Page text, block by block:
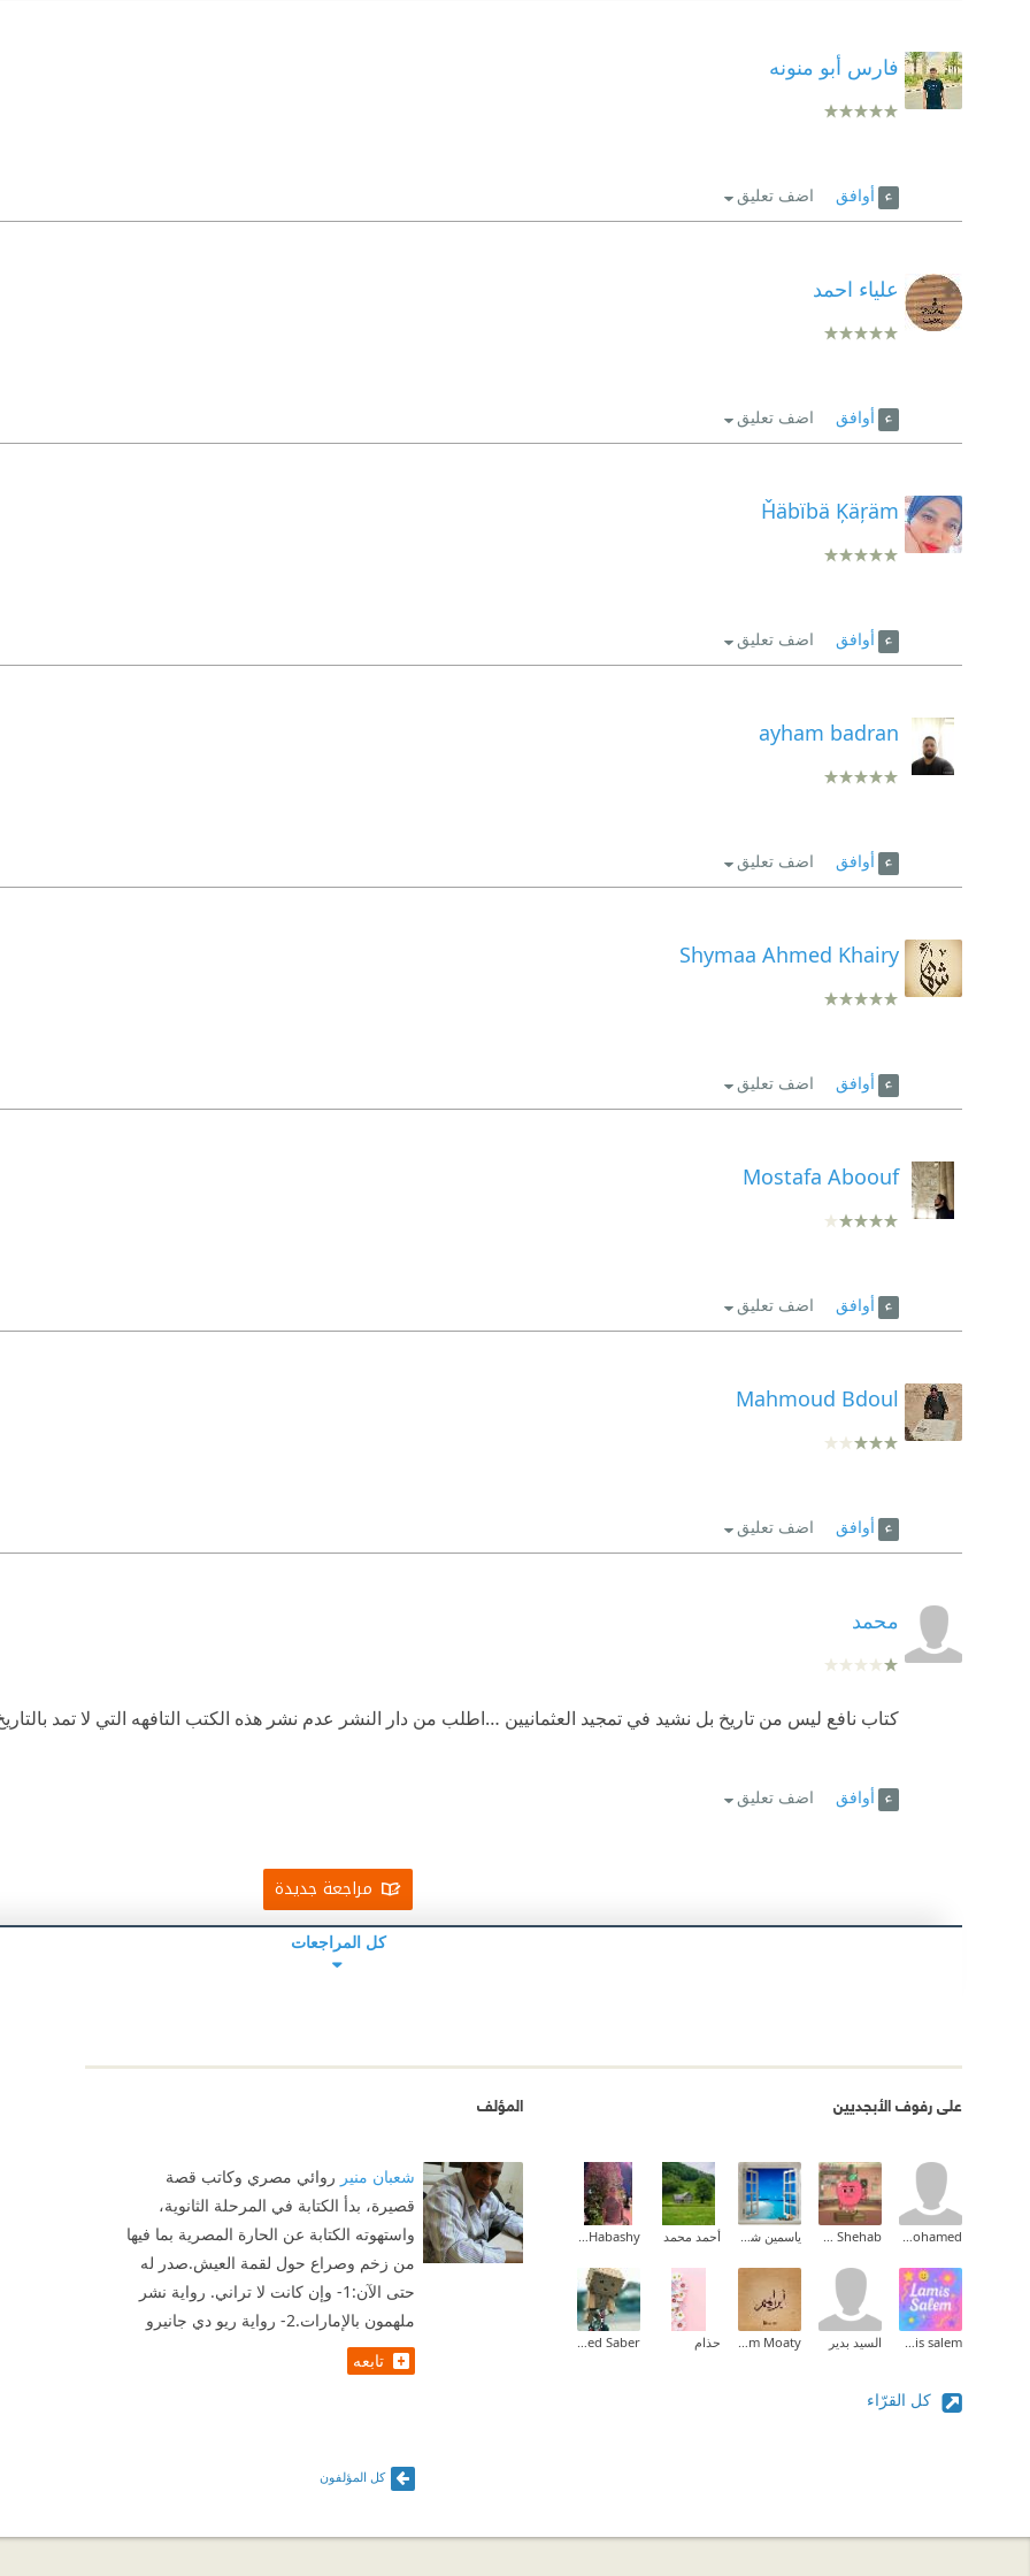
فارس أبو منونه
أوافق اضف تعليق
علياء احمد
أوافق اضف تعليق
Ȟäbïbä Ķäŗäm
أوافق اضف تعليق
ayham badran
أوافق اضف تعليق
Shymaa Ahmed Khairy
أوافق اضف تعليق
Mostafa Aboouf
أوافق اضف تعليق
Mahmoud Bdoul
أوافق اضف تعليق
محمد
كتاب نافع ليس من تاريخ بل نشيد في تمجيد العثمانيين …اطلب من دار النشر عدم نشر هذه الكتب التافهه التي لا تمد
أوافق اضف تعليق
مراجعة جديدة
كل المراجعات
على رفوف الأبجديين
amr mohamed
Tarek Shehab ياسمين شرف أحمد محمد Mohamed Habashy
lamis salem السيد بدير Ibrahim Moaty حذام Mohamed Saber
كل القرّاء
المؤلف
شعبان منير روائي مصري وكاتب قصة
قصيرة، بدأ الكتابة في المرحلة الثانوية،
واستهوته الكتابة عن الحارة المصرية بما فيها
من زخم وصراع حول لقمة العيش.صدر له
حتى الآن:1- وإن كانت لا تراني. رواية نشر
ملهمون بالإمارات.2- رواية ريو دي جانيرو
تابعه
كل المؤلفون